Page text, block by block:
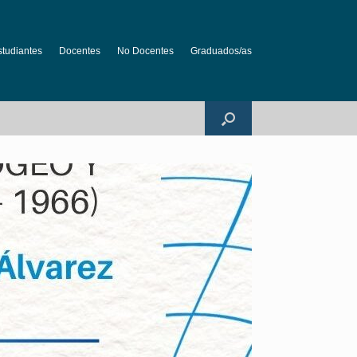
Docentes No Docentes Graduados/as